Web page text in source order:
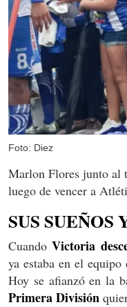
Foto: Diez
Marlon Flores junto al
luego de vencer a
SUS SUEÑOS
CuandoVictoria
ya estaba en el equipo
Hoy se afianzó en la
Primera División